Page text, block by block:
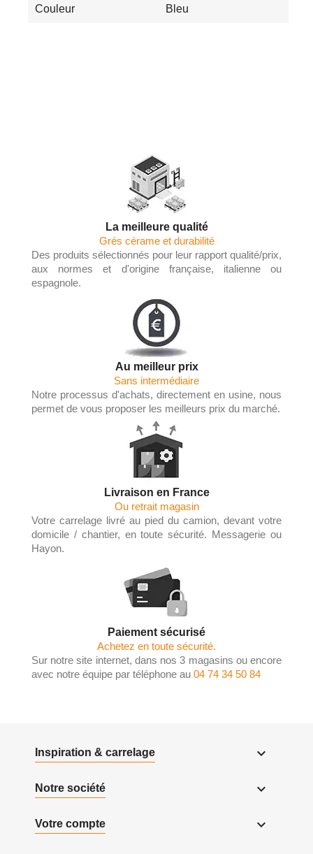
Couleur Bleu
La meilleure qualité
Grés cérame et durabilité
Des produits sélectionnés pour leur rapport qualité/prix,
aux normes et d'origine française, italienne ou
espagnole.
Au meilleur prix
Sans intermédiaire
Notre processus d'achats, directement en usine, nous
permet de vous proposer les meilleurs prix du marché.
Livraison en France
Ou retrait magasin
Votre carrelage livré au pied du camion, devant votre
domicile / chantier, en toute sécurité. Messagerie ou
Hayon.
Paiement sécurisé
Achetez en toute sécurité.
Sur notre site internet, dans nos 3 magasins ou encore
avec notre équipe par téléphone au 04 74 34 50 84
Inspiration & carrelage 
Notre société 
Votre compte 